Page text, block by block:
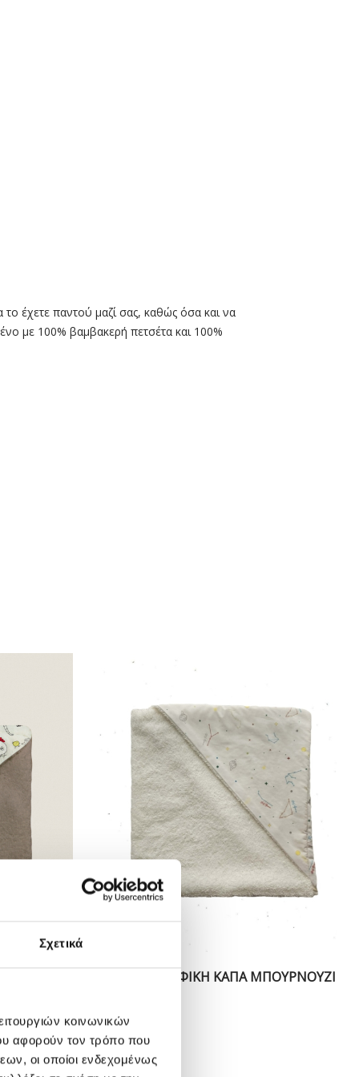
Σχετικά
κοινωνικών
αφορούν τον τρόπο που
οι οποίοι ενδεχομένως
το έχετε παντού μαζί σας, καθώς όσα και να
με 100% βαμβακερή πετσέτα και 100%
STELLAR ΒΡΕΦΙΚΗ ΚΑΠΑ ΜΠΟΥΡΝΟΥΖΙ